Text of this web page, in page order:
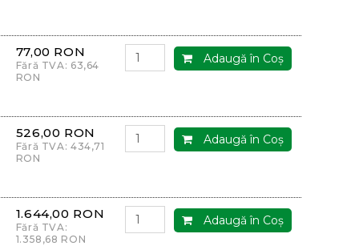
77,00 RON
Fără TVA: 63,64
RON
Adaugă în Coş
526,00 RON
Fără TVA: 434,71
RON
Adaugă în Coş
1.644,00 RON
Fără TVA:
1.358,68 RON
Adaugă în Coş